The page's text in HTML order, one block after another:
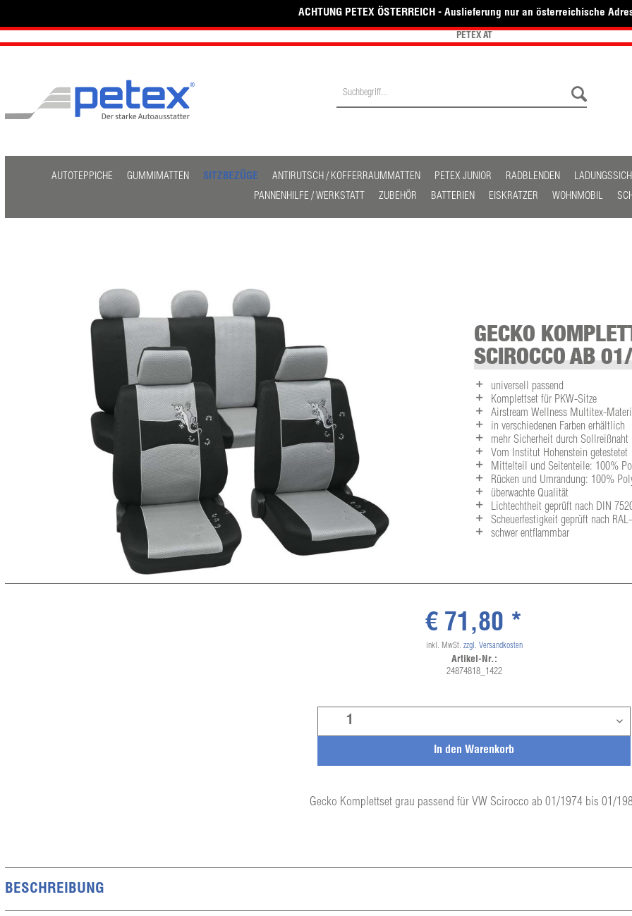
ACHTUNG PETEX ÖSTERREICH - Auslieferung nur an österreichische
PETEX AT
AUTOTEPPICHE GUMMIMATTEN SITZBEZÜGE ANTIRUTSCH / KOFFERRAUMMATTEN PETEX JUNIOR RADBLENDEN
PANNENHILFE / WERKSTATT
ZUBEHÖR BATTERIEN EISKRATZER WOHNMOBIL
GECKO
SCIROCCO AB
universell passend
Komplettset für PKW-Sitze
Airstream Wellness Multitex-
in verschiedenen Farben erhältlich
mehr Sicherheit durch Sollreißnaht
Vom Institut Hohenstein getestetet
Mittelteil und Seitenteile: 100%
Rücken und Umrandung: 100%
überwachte Qualität
Lichtechtheit geprüft nach DIN
Scheuerfestigkeit geprüft nach
schwer entflammbar
Gecko Komplettset grau passend für VW Scirocco ab 01/1974 bis 01/
In den Warenkorb
€ 71,80 *
inkl. MwSt. zzgl. Versandkosten
Artikel-Nr.:
24874818_1422
BESCHREIBUNG